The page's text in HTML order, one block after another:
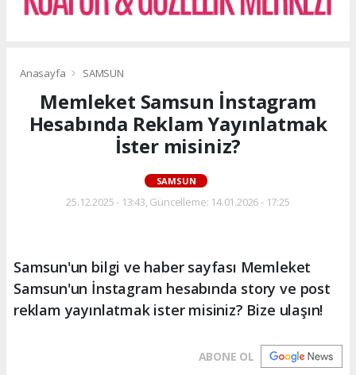
Anasayfa SAMSUN
Memleket Samsun İnstagram
Hesabında Reklam Yayınlatmak
İster misiniz?
SAMSUN
25.12.2025 - 13:43, Güncelleme: 14.01.2026 - 17:25
Samsun'un bilgi ve haber sayfası Memleket
Samsun'un İnstagram hesabında story ve post
reklam yayınlatmak ister misiniz? Bize ulaşın!
ABONE OL